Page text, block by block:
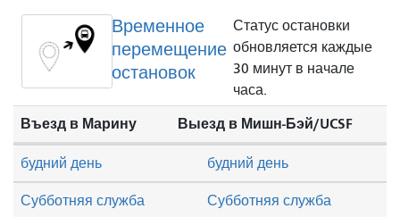
Временное
перемещение
остановок
Статус остановки
обновляется каждые
30 минут в начале
часа.
Въезд в Марину Выезд в Мишн-Бэй/UCSF
Субботняя служба Субботняя служба
будний день будний день